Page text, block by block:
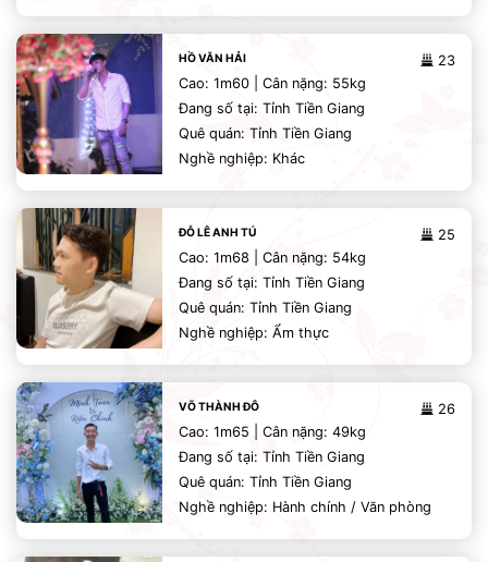
23
HỒ VĂN HẢI
Cao: 1m60 | Cân nặng: 55kg
Đang số tại: Tỉnh Tiền Giang
Quê quán: Tỉnh Tiền Giang
Nghề nghiệp: Khác
25
ĐỖ LÊ ANH TÚ
Cao: 1m68 | Cân nặng: 54kg
Đang số tại: Tỉnh Tiền Giang
Quê quán: Tỉnh Tiền Giang
Nghề nghiệp: Ẩm thực
26
VÕ THÀNH ĐÔ
Cao: 1m65 | Cân nặng: 49kg
Đang số tại: Tỉnh Tiền Giang
Quê quán: Tỉnh Tiền Giang
Nghề nghiệp: Hành chính / Văn phòng